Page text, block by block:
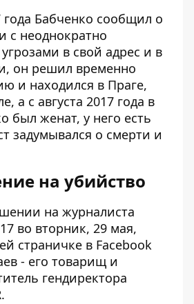
года Бабченко сообщил о
с неоднократно
в свой адрес и в
он решил временно
и находился в Праге,
а с августа 2017 года в
был женат, у него есть
задумывался о смерти и
на убийство
на журналиста
во вторник, 29 мая,
страничке в Facebook
- его товарищ и
гендиректора